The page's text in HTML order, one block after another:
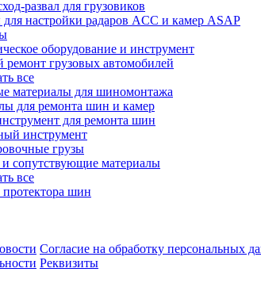
развал для грузовиков
настройки радаров ACC и камер ASAP
оборудование и инструмент
ремонт грузовых автомобилей
все
материалы для шиномонтажа
для ремонта шин и камер
для ремонта шин
инструмент
грузы
сопутствующие материалы
все
шин
Согласие на обработку персональных
Реквизиты